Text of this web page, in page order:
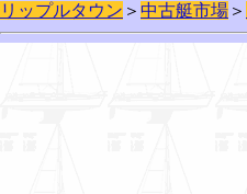
リップルタウン ＞ 中古艇市場 ＞